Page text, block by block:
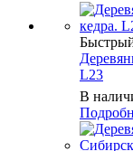
L23
В